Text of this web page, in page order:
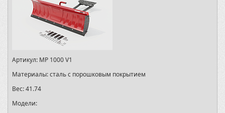
Артикул: MP 1000 V1
Материалы:сталь с порошковым покрытием
Вес:41.74
Модели: